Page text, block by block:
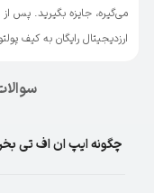
ارزدیجیتال رایگان به کیف
چگونه ایپ ان اف تی